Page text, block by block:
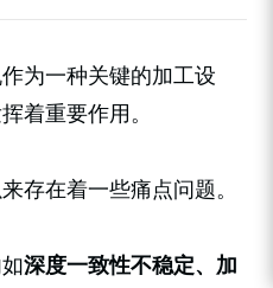
为一种关键的加工设
着重要作用。
存在着一些痛点问题。
深度一致性不稳定、加